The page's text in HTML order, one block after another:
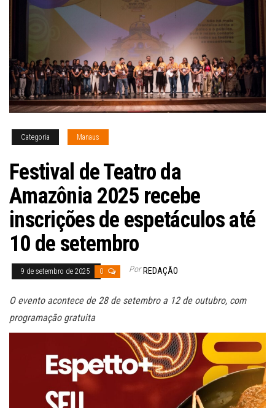
Categoria Manaus
Festival de Teatro da
Amazônia 2025 recebe
inscrições de espetáculos até
10 de setembro
9 de setembro de 2025 0 Por REDAÇÃO
O evento acontece de 28 de setembro a 12 de outubro, com
programação gratuita